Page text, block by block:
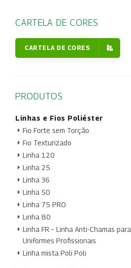
CARTELA DE CORES
CARTELA DE CORES
PRODUTOS
Linhas e Fios Poliéster
Fio Forte sem Torção
Fio Texturizado
Linha 120
Linha 25
Linha 36
Linha 50
Linha 75 PRO
Linha 80
Linha FR – Linha Anti-Chamas para
Uniformes Profissionais
Linha mista Poli Poli